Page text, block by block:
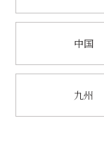
中国
九州